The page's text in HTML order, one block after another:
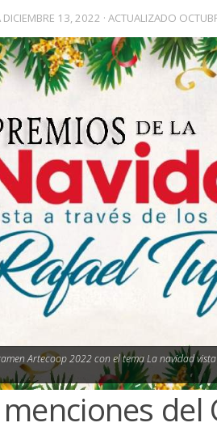
DICIEMBRE 13, 2022 · ACTUALIZADO
Artecoop 2022 con el tema La navidad
del